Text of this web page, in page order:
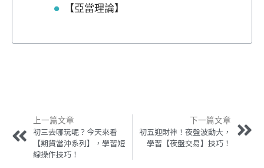
【亞當理論】
上一篇文章
初三去哪玩呢？今天來看
【期貨當沖系列】，學習短
線操作技巧！
下一篇文章
初五迎財神！夜盤波動大，
學習【夜盤交易】技巧！